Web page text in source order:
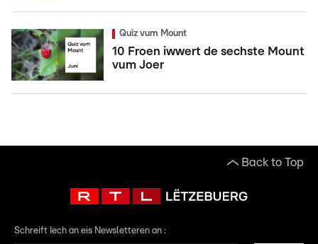
Quiz vum Mount
10 Froen iwwert de sechste Mount
vum Joer
Back to Top
Schreift Iech an eis Newsletteren an :